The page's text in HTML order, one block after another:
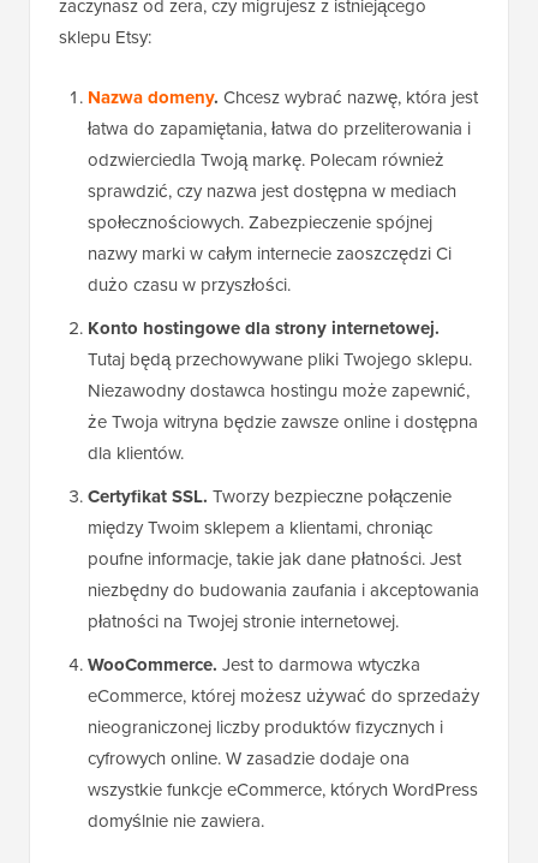
zaczynasz od zera, czy migrujesz z istniejącego
sklepu Etsy:
Nazwa domeny. Chcesz wybrać nazwę, która jest
łatwa do zapamiętania, łatwa do przeliterowania i
odzwierciedla Twoją markę. Polecam również
sprawdzić, czy nazwa jest dostępna w mediach
społecznościowych. Zabezpieczenie spójnej
nazwy marki w całym internecie zaoszczędzi Ci
dużo czasu w przyszłości.
Konto hostingowe dla strony internetowej.
Tutaj będą przechowywane pliki Twojego sklepu.
Niezawodny dostawca hostingu może zapewnić,
że Twoja witryna będzie zawsze online i dostępna
dla klientów.
Certyfikat SSL. Tworzy bezpieczne połączenie
między Twoim sklepem a klientami, chroniąc
poufne informacje, takie jak dane płatności. Jest
niezbędny do budowania zaufania i akceptowania
płatności na Twojej stronie internetowej.
WooCommerce. Jest to darmowa wtyczka
eCommerce, której możesz używać do sprzedaży
nieograniczonej liczby produktów fizycznych i
cyfrowych online. W zasadzie dodaje ona
wszystkie funkcje eCommerce, których WordPress
domyślnie nie zawiera.